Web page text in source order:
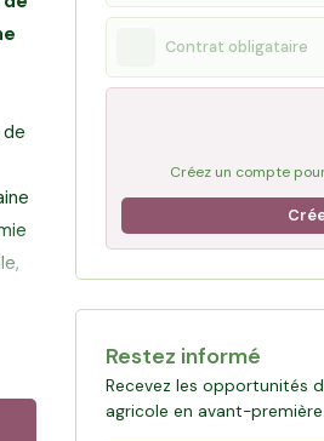
à
Contrat obligataire
Créez un compte
Restez informé
Recevez les opportunités
agricole en avant-première.